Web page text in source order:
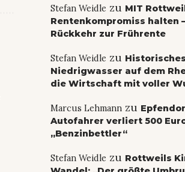
Stefan Weidle zu MIT
Rentenkompromiss halten
Rückkehr zur Frührente
Stefan Weidle zu Historisches
Niedrigwasser auf dem
die Wirtschaft mit voller
Marcus Lehmannzu
Autofahrer verliert 500
„Benzinbettler“
Stefan Weidle zu Rottweils